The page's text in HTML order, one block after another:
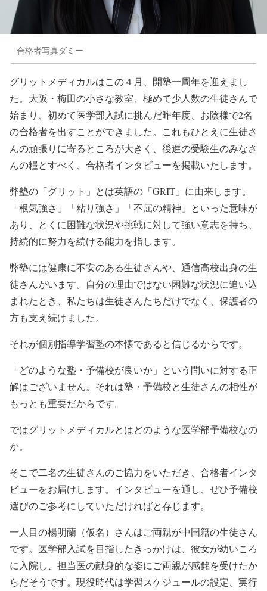
合格者写真ダミー
グリットメディカルはこの４月、開塾一周年を迎えまし
た。大阪・梅田の小さな教室、極めて少人数の生徒さんで
始まり、初めて医学部入試に挑んだ昨年度、お陰様で2名
の合格者を出すことができました。これもひとえに生徒さ
んの頑張りに寄るところが大きく、後進の受験生のみなさ
んの糧とすべく、合格者インタビューを掲載いたします。
弊塾の「グリット」とは英語の「GRIT」に由来します。
「根気強さ」「粘り強さ」「不屈の精神」といった意味が
あり、とくに困難な状況や挑戦に対して強い意志を持ち、
持続的に努力を続ける能力を指します。
弊塾には健康に不安のある生徒さんや、通信高校出身の生
徒さんがいます。自分の理由ではない困難な状況に追い込
まれたとき、私たちは生徒さんたちだけでなく、保護者の
方も支え続けました。
それが個別指導学習塾の本懐であると信じるからです。
「どのような塾・予備校が良いか」という問いに対する正
解はございません。それは塾・予備校と生徒さんの相性が
もっとも重要だからです。
ではグリットメディカルとはどのような医学部予備校なの
か。
そこで二名の生徒さんのご協力をいただき、合格者インタ
ビューをお届けします。インタビューを通し、ぜひ予備校
選びのご参考にしていただければと存じます。
一人目の楊明蘭（仮名）さんはご両親が中国籍の生徒さん
です。医学部入試を目指したきっかけは、彼女が幼いころ
に入院し、担当医の献身的な姿にご両親が感銘を受けたか
らだそうです。現役時代は学習スケジュールの設定、実行